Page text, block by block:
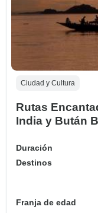
Ciudad y Cultura
Rutas
India y Bután
Duración
Destinos
Franja de edad